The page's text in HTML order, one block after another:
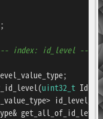
index: id_level
(uint32_t Id,
get_all_of_id_level